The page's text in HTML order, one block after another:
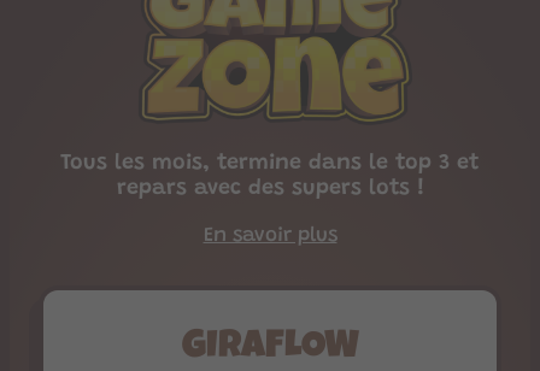
Tous les mois, termine dans le top 3 et
repars avec des supers lots !
En savoir plus
GIRAFLOW